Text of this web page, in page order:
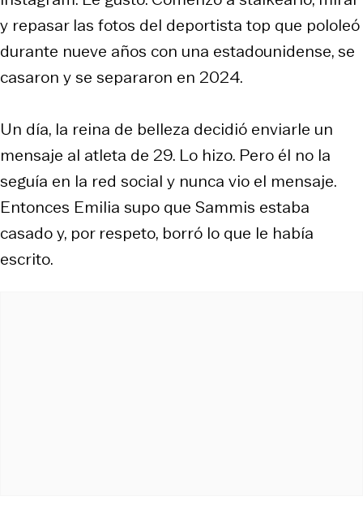
y repasar las fotos del deportista top que pololeó
durante nueve años con una estadounidense, se
casaron y se separaron en 2024.
Un día, la reina de belleza decidió enviarle un
mensaje al atleta de 29. Lo hizo. Pero él no la
seguía en la red social y nunca vio el mensaje.
Entonces Emilia supo que Sammis estaba
casado y, por respeto, borró lo que le había
escrito.